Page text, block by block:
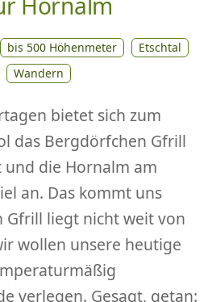
bis 500 Höhenmeter
Etschtal
Wandern
bietet sich zum
das Bergdörfchen Gfrill
und die Hornalm am
an. Das kommt uns
Gfrill liegt nicht weit von
wollen unsere heutige
verlegen. Gesagt, getan: